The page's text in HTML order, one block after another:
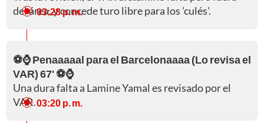
del área, y concede turo libre para los 'culés'.
03:28 p. m.
⚽⌚ Penaaaaal para el Barcelonaaaa (Lo revisa el
VAR) 67' ⚽⌚
Una dura falta a Lamine Yamal es revisado por el
VAR.03:20 p. m.